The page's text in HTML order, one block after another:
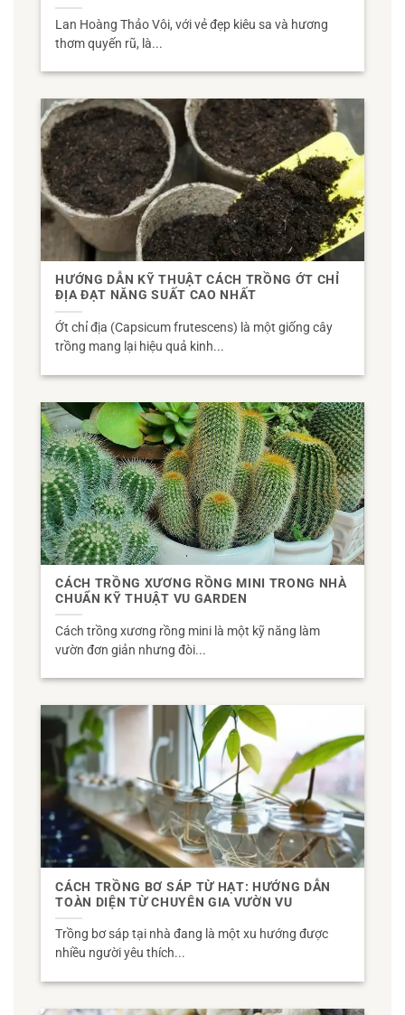
Lan Hoàng Thảo Vôi, với vẻ đẹp kiêu sa và hương
thơm quyến rũ, là...
HƯỚNG DẪN KỸ THUẬT CÁCH TRỒNG ỚT CHỈ
ĐỊA ĐẠT NĂNG SUẤT CAO NHẤT
Ớt chỉ địa (Capsicum frutescens) là một giống cây
trồng mang lại hiệu quả kinh...
CÁCH TRỒNG XƯƠNG RỒNG MINI TRONG NHÀ
CHUẨN KỸ THUẬT VU GARDEN
Cách trồng xương rồng mini là một kỹ năng làm
vườn đơn giản nhưng đòi...
CÁCH TRỒNG BƠ SÁP TỪ HẠT: HƯỚNG DẪN
TOÀN DIỆN TỪ CHUYÊN GIA VƯỜN VU
Trồng bơ sáp tại nhà đang là một xu hướng được
nhiều người yêu thích...